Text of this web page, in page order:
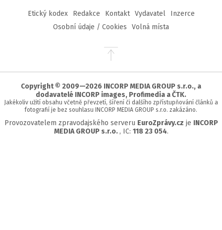
Etický kodex Redakce Kontakt Vydavatel
Inzerce
Osobní údaje / Cookies
Volná místa
Přejít
stránky
Copyright © 2009—2026 INCORP MEDIA GROUP s.r.o., a
dodavatelé INCORP images, Profimedia a ČTK.
Jakékoliv užití obsahu včetně převzetí, šíření či dalšího zpřístupňování článků a
fotografií je bez souhlasu INCORP MEDIA GROUP s.r.o. zakázáno.
Provozovatelem zpravodajského serveru EuroZprávy.cz je INCORP
MEDIA GROUP s.r.o. , IC: 118 23 054.